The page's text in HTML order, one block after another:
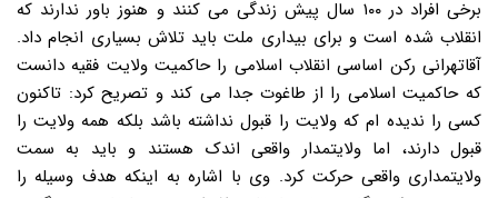
برخی افراد در ۱۰۰ سال پیش زندگی می کنند و هنوز باور ندارند که
انقلاب شده است و برای بیداری ملت باید تلاش بسیاری انجام داد.
آقاتهرانی رکن اساسی انقلاب اسلامی را حاکمیت ولایت فقیه دانست
که حاکمیت اسلامی را از طاغوت جدا می کند و تصریح کرد: تاکنون
کسی را ندیده ام که ولایت را قبول نداشته باشد بلکه همه ولایت را
قبول دارند، اما ولایتمدار واقعی اندک هستند و باید به سمت
ولایتمداری واقعی حرکت کرد. وی با اشاره به اینکه هدف وسیله را